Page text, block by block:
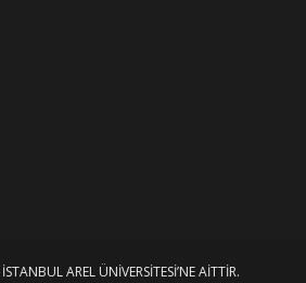
AREL ÜNIVERSITESI’NE AITTIR.